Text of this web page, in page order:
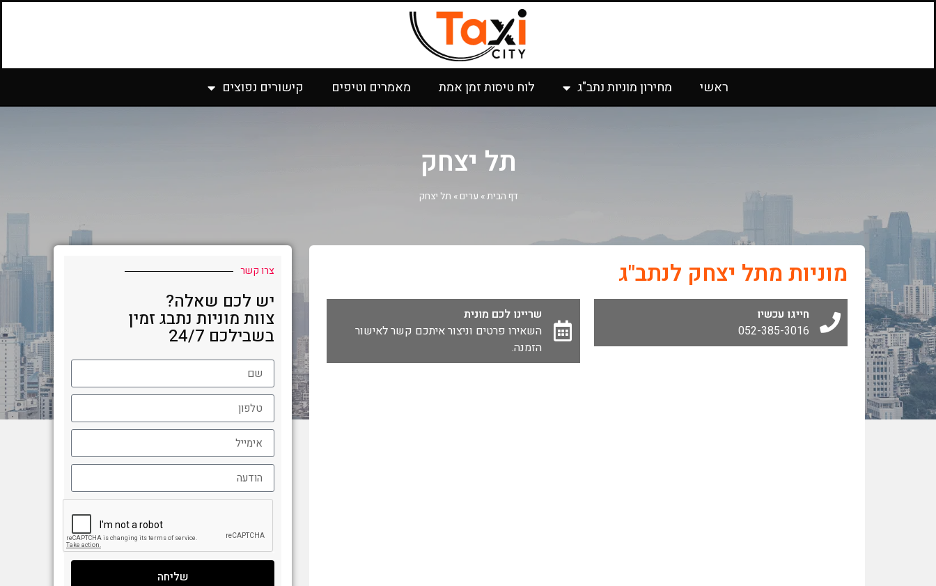
ראשי מחירון מוניות נתב"ג לוח טיסות זמן אמת מאמרים וטיפים קישורים נפוצים
תל יצחק
דף הבית» ערים » תל יצחק
מוניות מתל יצחק לנתב"ג
חייגו עכשיו
052-385-3016
שריינו לכם מונית
השאירו פרטים וניצור איתכם קשר לאישור
הזמנה.
צרו קשר
יש לכם שאלה?
צוות מוניות נתבג זמין
בשבילכם 24/7
שליחה